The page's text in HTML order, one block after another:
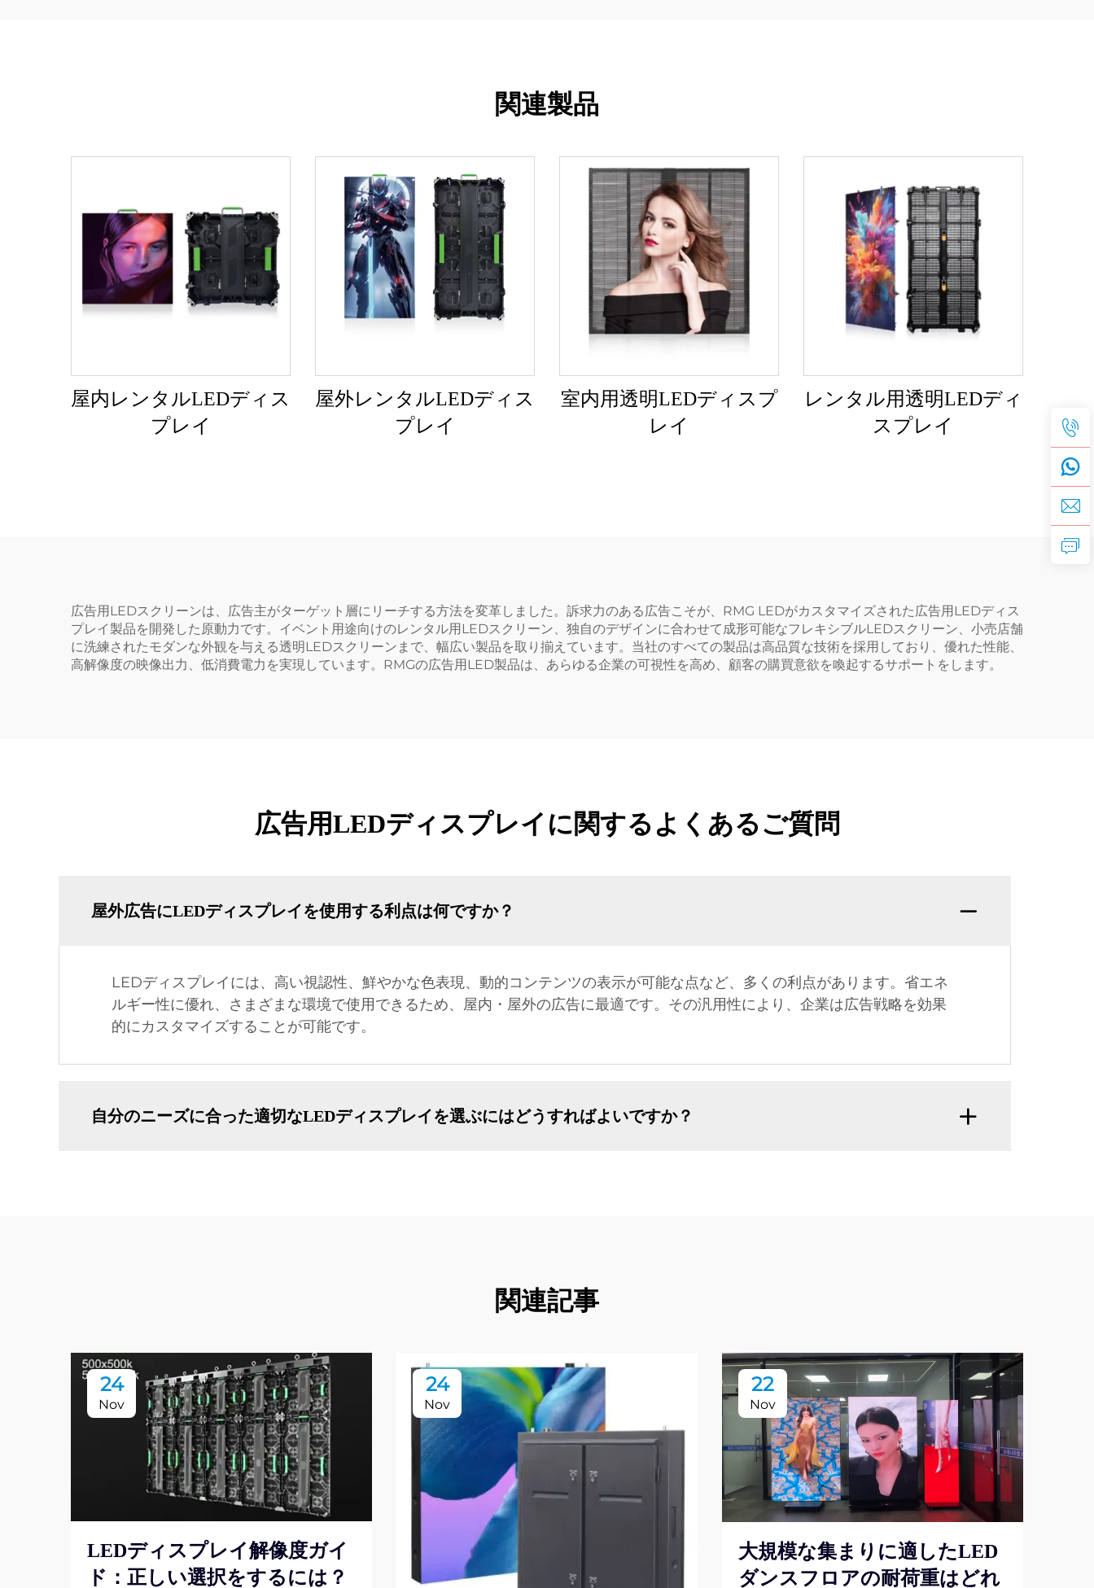
関連製品
屋内レンタルLEDディス
プレイ
屋外レンタルLEDディス
プレイ
室内用透明LEDディスプ
レイ
レンタル用透明LEDディ
スプレイ
広告用LEDスクリーンは、広告主がターゲット層にリーチする方法を変革しました。訴求力のある広告こそが、RMG LEDがカスタマイズされた広告用LEDディス
プレイ製品を開発した原動力です。イベント用途向けのレンタル用LEDスクリーン、独自のデザインに合わせて成形可能なフレキシブルLEDスクリーン、小売店舗
に洗練されたモダンな外観を与える透明LEDスクリーンまで、幅広い製品を取り揃えています。当社のすべての製品は高品質な技術を採用しており、優れた性能、
高解像度の映像出力、低消費電力を実現しています。RMGの広告用LED製品は、あらゆる企業の可視性を高め、顧客の購買意欲を喚起するサポートをします。
広告用LEDディスプレイに関するよくあるご質問
屋外広告にLEDディスプレイを使用する利点は何ですか？
LEDディスプレイには、高い視認性、鮮やかな色表現、動的コンテンツの表示が可能な点など、多くの利点があります。省エネ
ルギー性に優れ、さまざまな環境で使用できるため、屋内・屋外の広告に最適です。その汎用性により、企業は広告戦略を効果
的にカスタマイズすることが可能です。
自分のニーズに合った適切なLEDディスプレイを選ぶにはどうすればよいですか？
関連記事
24
Nov
LEDディスプレイ解像度ガイ
ド：正しい選択をするには？
24
Nov
22
Nov
大規模な集まりに適したLED
ダンスフロアの耐荷重はどれ